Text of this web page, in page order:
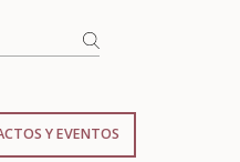
Y EVENTOS